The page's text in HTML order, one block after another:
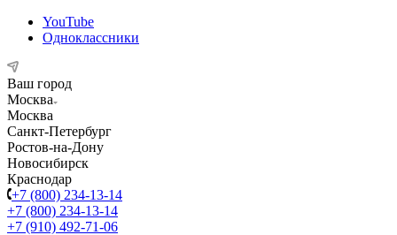
YouTube
Одноклассники
Ваш город
Москва
Москва
Санкт-Петербург
Ростов-на-Дону
Новосибирск
Краснодар
+7 (800) 234-13-14
+7 (800) 234-13-14
+7 (910) 492-71-06